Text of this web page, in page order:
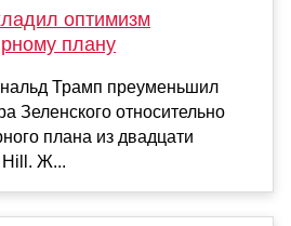
оптимизм
плану
Трамп преуменьшил
Зеленского относительно
плана из двадцати
Hill. Ж...